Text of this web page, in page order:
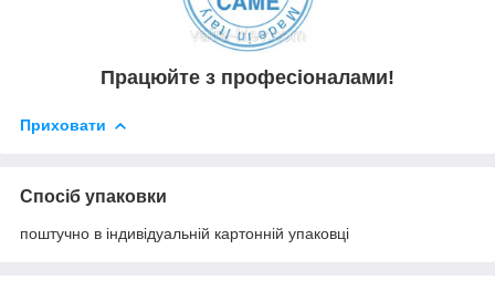
Працюйте з професіоналами!
Приховати
Спосіб упаковки
поштучно в індивідуальній картонній упаковці